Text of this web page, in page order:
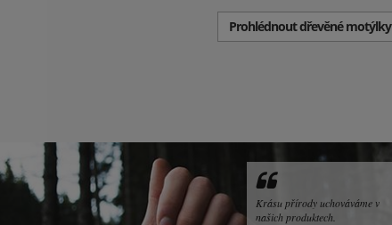
Prohlédnout dřevěné motýlky
Krásu přírody uchováváme v
našich produktech.